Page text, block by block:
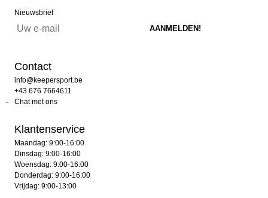
Nieuwsbrief
Contact
info@keepersport.be
+43 676 7664611
Chat met ons
Klantenservice
Maandag: 9:00-16:00
Dinsdag: 9:00-16:00
Woensdag: 9:00-16:00
Donderdag: 9:00-16:00
Vrijdag: 9:00-13:00